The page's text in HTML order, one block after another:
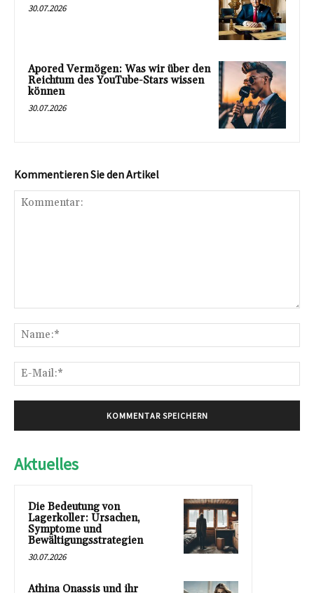
30.07.2026
Apored Vermögen: Was wir über den
Reichtum des YouTube-Stars wissen
können
30.07.2026
Kommentieren Sie den Artikel
Aktuelles
Die Bedeutung von
Lagerkoller: Ursachen,
Symptome und
Bewältigungsstrategien
30.07.2026
Athina Onassis und ihr